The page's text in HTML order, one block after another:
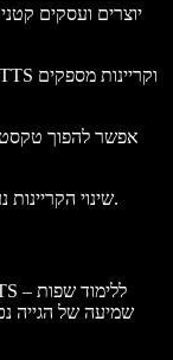
יוצרים ועסקים
אפשר להפוך טקסט
שינוי הקריינות נעשה בקלות ובמהירות – בלי תוספת תשלום או זמן.
שמיעה של הגייה